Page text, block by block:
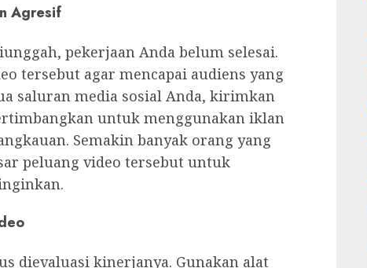
Agresif
pekerjaan Anda belum selesai.
tersebut agar mencapai audiens yang
saluran media sosial Anda, kirimkan
untuk menggunakan iklan
Semakin banyak orang yang
peluang video tersebut untuk
dievaluasi kinerjanya. Gunakan alat